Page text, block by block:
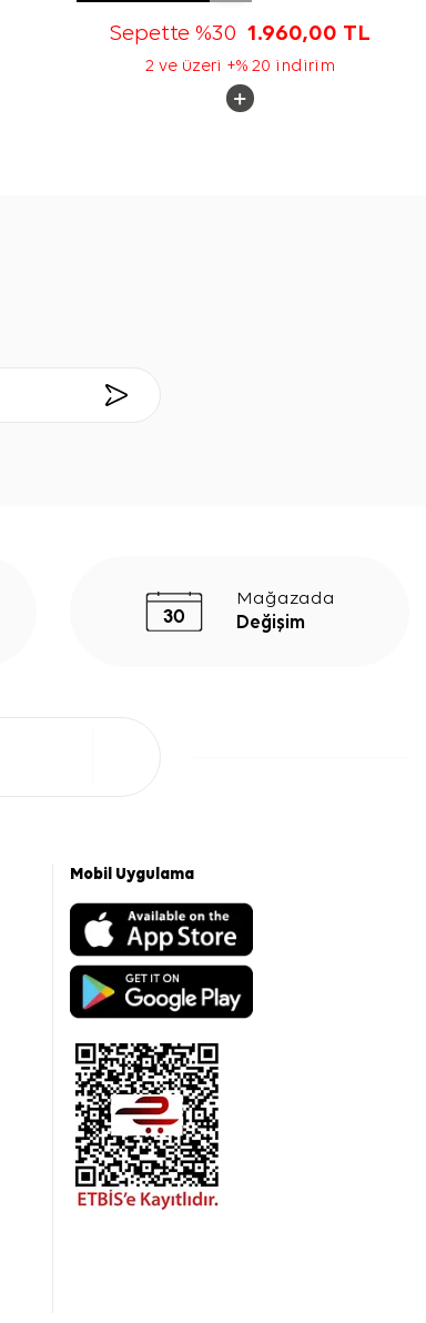
Sepette %30 1.960,00 TL
2 ve üzeri +% 20 indirim
Mağazada
Değişim
Mobil Uygulama